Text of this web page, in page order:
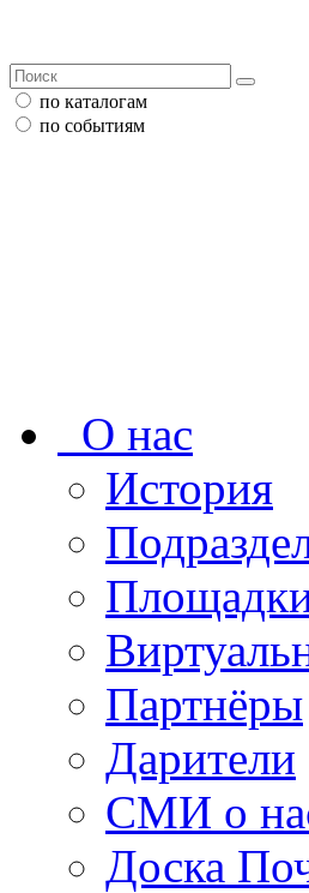
по каталогам
по событиям
О нас
История
Партнёры
Дарители
СМИ о
Доска